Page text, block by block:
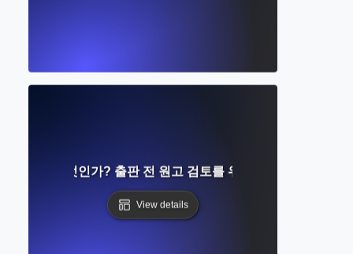
로프란 무엇인가? 출판 전 원고 검토를 위한 단계별 가이드
View details